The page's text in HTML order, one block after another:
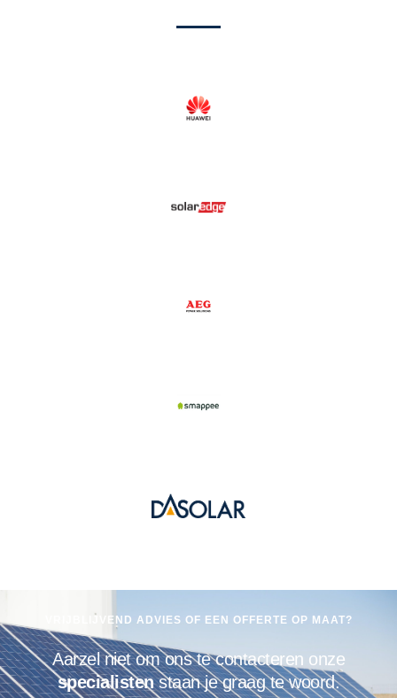
VRIJBLIJVEND ADVIES OF EEN OFFERTE OP MAAT?
Aarzel niet om ons te contacteren onze
specialistenstaan je graag te woord.